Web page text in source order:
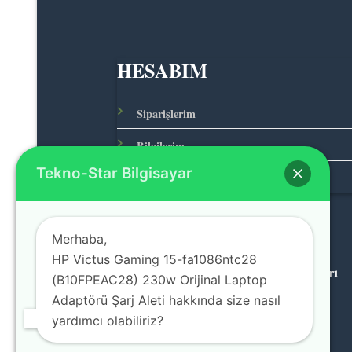
HESABIM
Siparişlerim
Bilgilerim
Adreslerim
© 2026 Teknolojinin Starı
Tekno-Star Bilgisayar
Merhaba,
HP Victus Gaming 15-fa1086ntc28
(B10FPEAC28) 230w Orijinal Laptop
Adaptörü Şarj Aleti hakkında size nasıl
yardımcı olabiliriz?